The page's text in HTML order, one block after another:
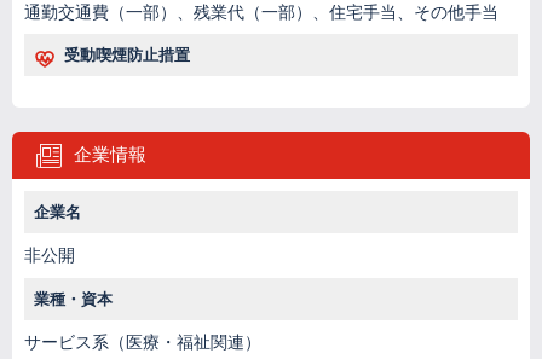
通勤交通費（一部）、残業代（一部）、住宅手当、その他手当
受動喫煙防止措置
企業情報
企業名
非公開
業種・資本
サービス系（医療・福祉関連）